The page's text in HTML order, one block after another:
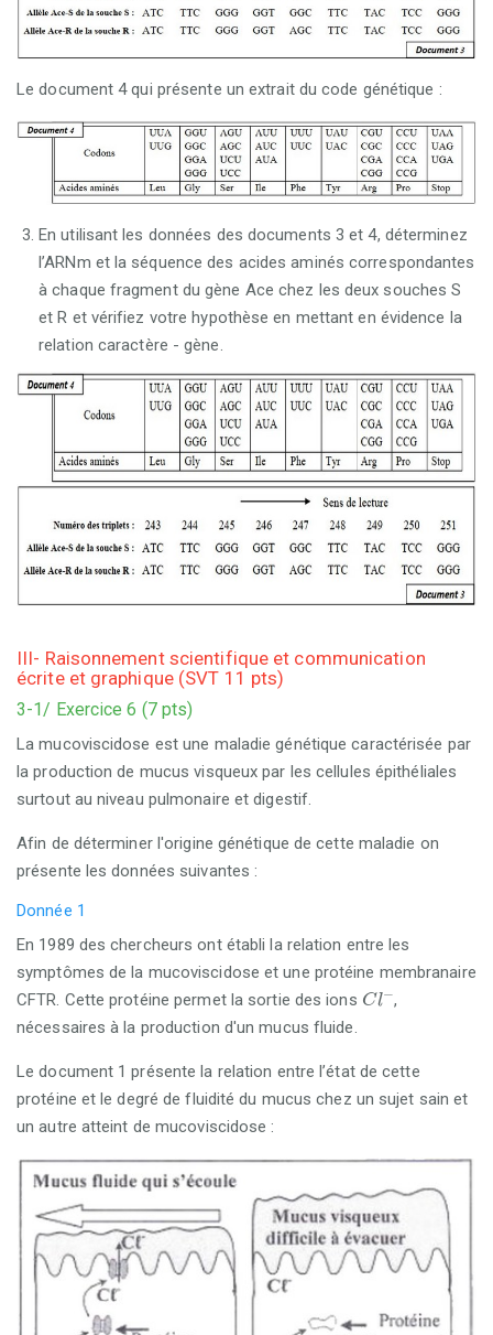
Le document 4 qui présente un extrait du code génétique :
En utilisant les données des documents 3 et 4, déterminez
l’ARNm et la séquence des acides aminés correspondantes
à chaque fragment du gène Ace chez les deux souches S
et R et vérifiez votre hypothèse en mettant en évidence la
relation caractère - gène.
III- Raisonnement scientifique et communication
écrite et graphique (SVT 11 pts)
3-1/ Exercice 6 (7 pts)
La mucoviscidose est une maladie génétique caractérisée par
la production de mucus visqueux par les cellules épithéliales
surtout au niveau pulmonaire et digestif.
Afin de déterminer l'origine génétique de cette maladie on
présente les données suivantes :
Donnée 1
En 1989 des chercheurs ont établi la relation entre les
symptômes de la mucoviscidose et une protéine membranaire
CFTR. Cette protéine permet la sortie des ions Cl−
Cl- ,
nécessaires à la production d'un mucus fluide.
Le document 1 présente la relation entre l’état de cette
protéine et le degré de fluidité du mucus chez un sujet sain et
un autre atteint de mucoviscidose :